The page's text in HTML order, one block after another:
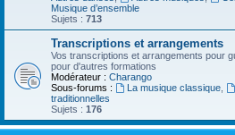
Musique d’ensemble
Sujets : 713
Transcriptions et arrangements
Vos transcriptions et arrangements pour
pour d'autres formations
Modérateur : Charango
Sous-forums :
La musique classique,
traditionnelles
Sujets : 176